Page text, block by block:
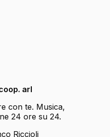
arl
con te. Musica,
24 ore su 24.
Riccioli